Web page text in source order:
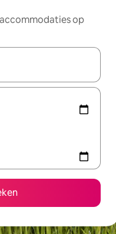
op
zijn, maak je een